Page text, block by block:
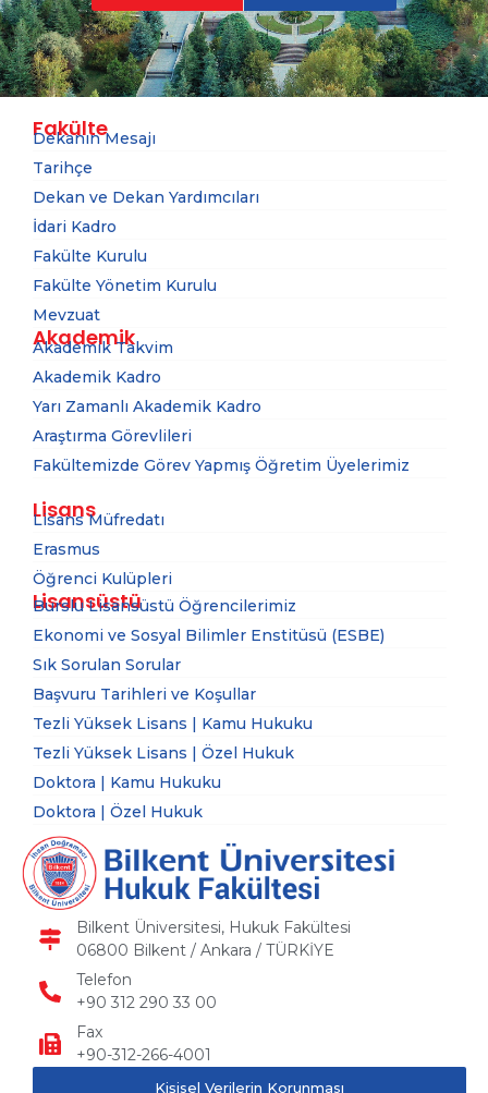
Fakülte
Dekanın Mesajı
Tarihçe
Dekan ve Dekan Yardımcıları
İdari Kadro
Fakülte Kurulu
Fakülte Yönetim Kurulu
Mevzuat
Akademik
Akademik Takvim
Akademik Kadro
Yarı Zamanlı Akademik Kadro
Araştırma Görevlileri
Fakültemizde Görev Yapmış Öğretim Üyelerimiz
Lisans
Lisans Müfredatı
Erasmus
Öğrenci Kulüpleri
Lisansüstü
Burslu Lisansüstü Öğrencilerimiz
Ekonomi ve Sosyal Bilimler Enstitüsü (ESBE)
Sık Sorulan Sorular
Başvuru Tarihleri ve Koşullar
Tezli Yüksek Lisans | Kamu Hukuku
Tezli Yüksek Lisans | Özel Hukuk
Doktora | Kamu Hukuku
Doktora | Özel Hukuk
Bilkent Üniversitesi, Hukuk Fakültesi
06800 Bilkent / Ankara / TÜRKİYE
Telefon
+90 312 290 33 00
Fax
+90-312-266-4001
Kişisel Verilerin Korunması